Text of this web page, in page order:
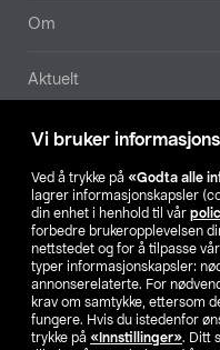
Vi bruker
Ved å trykke på «Godta alle
lagrer informasjonskapsler
din enhet i henhold til vår
forbedre brukeropplevelsen
nettstedet og for å tilpasse
typer informasjonskapsler:
annonserelaterte. For
krav om samtykke, ettersom
fungere. Hvis du istedenfor
trykke på «Innstillinger». Ditt
Om
Aktuelt
Våre selskaper
SE